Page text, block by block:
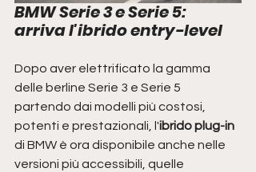
BMW Serie 3 e Serie 5:
arriva l'ibrido entry-level
Dopo aver elettrificato la gamma
delle berline Serie 3 e Serie 5
partendo dai modelli più costosi,
potenti e prestazionali, l'ibrido plug-in
di BMW è ora disponibile anche nelle
versioni più accessibili, quelle